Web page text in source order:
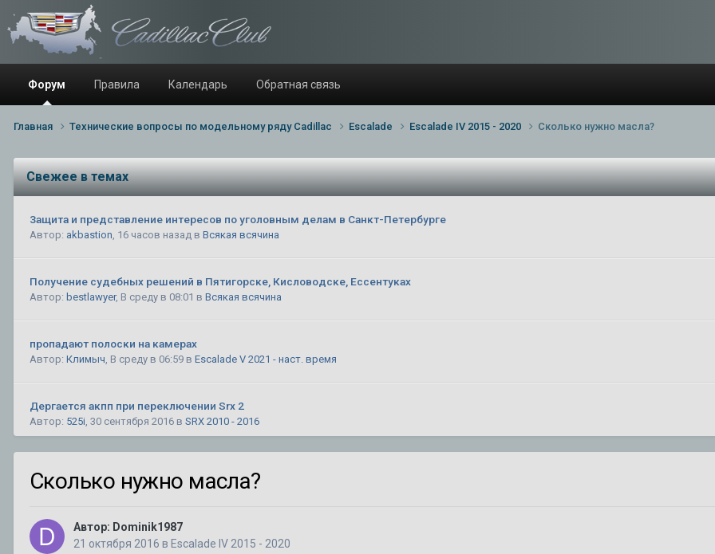
Форум Правила Календарь Обратная связь
Главная Технические вопросы по модельному ряду Cadillac Escalade Escalade IV 2015 - 2020 Сколько нужно масла?
Свежее в темах
Защита и представление интересов по уголовным делам в Санкт-Петербурге
Автор: akbastion 16 часов назад в Всякая всячина
Получение судебных решений в Пятигорске, Кисловодске, Ессентуках
Автор: bestlawyer, В среду в 08:01 в Всякая всячина
пропадают полоски на камерах
Автор: Климыч В среду в 06:59 в Escalade V 2021 - наст. время
Дергается акпп при переключении Srx 2
Автор: 525i 30 сентября 2016 в SRX 2010 - 2016
Автор:mironyuk59 ,27 июляв SRX 2010 - 2016
кадиллак срх 2 не открывается дверь багажника
Автор: Князь,26 февраля 2019вSRX 2010 - 2016
Сколько нужно масла?
Автор: Dominik1987
21 октября 2016 в Escalade IV 2015 - 2020